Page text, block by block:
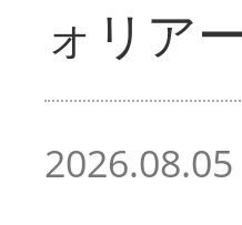
ォリア
2026.08.05